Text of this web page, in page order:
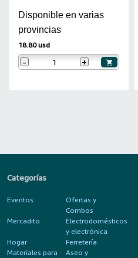
Disponible en varias
provincias
18.80 usd
- +
Categorías
Eventos
Ofertas y
Combos
Mercadito
Electrodomésticos
y electrónica
Hogar
Ferretería
Materiales para
Aseo y